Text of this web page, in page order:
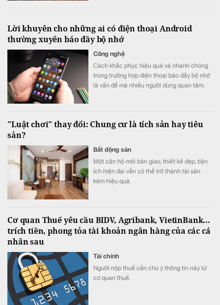
Lời khuyên cho những ai có điện thoại Android
thường xuyên báo đầy bộ nhớ
Công nghệ
Cách khắc phục hiệu quả và nhanh chóng
trong trường hợp điện thoại báo đầy bộ nhớ
là vấn đề mà nhiều người dùng quan tâm.
"Luật chơi" thay đổi: Chung cư là tích sản hay tiêu
sản?
Bất động sản
Một căn hộ mới bàn giao, thiết kế đẹp, tiện
ích hiện đại vẫn có thể trở thành tài sản
kém hiệu quả.
Cơ quan Thuế yêu cầu BIDV, Agribank, VietinBank...
trích tiền, phong tỏa tài khoản ngân hàng của các cá
nhân sau
Tài chính
Người nộp thuế cần chú ý thông tin này từ
cơ quan thuế.